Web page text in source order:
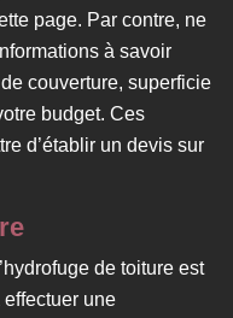
page. Par contre, ne
à savoir
couverture, superficie
budget. Ces
d’établir un devis sur
de toiture est
une